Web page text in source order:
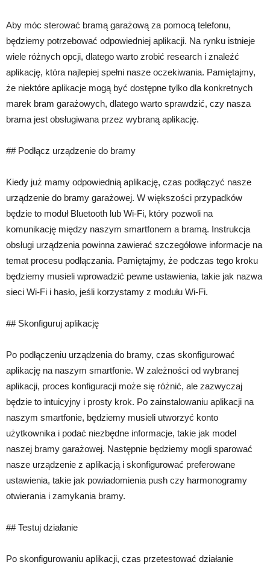
Aby móc sterować bramą garażową za pomocą telefonu,
będziemy potrzebować odpowiedniej aplikacji. Na rynku istnieje
wiele różnych opcji, dlatego warto zrobić research i znaleźć
aplikację, która najlepiej spełni nasze oczekiwania. Pamiętajmy,
że niektóre aplikacje mogą być dostępne tylko dla konkretnych
marek bram garażowych, dlatego warto sprawdzić, czy nasza
brama jest obsługiwana przez wybraną aplikację.
## Podłącz urządzenie do bramy
Kiedy już mamy odpowiednią aplikację, czas podłączyć nasze
urządzenie do bramy garażowej. W większości przypadków
będzie to moduł Bluetooth lub Wi-Fi, który pozwoli na
komunikację między naszym smartfonem a bramą. Instrukcja
obsługi urządzenia powinna zawierać szczegółowe informacje na
temat procesu podłączania. Pamiętajmy, że podczas tego kroku
będziemy musieli wprowadzić pewne ustawienia, takie jak nazwa
sieci Wi-Fi i hasło, jeśli korzystamy z modułu Wi-Fi.
## Skonfiguruj aplikację
Po podłączeniu urządzenia do bramy, czas skonfigurować
aplikację na naszym smartfonie. W zależności od wybranej
aplikacji, proces konfiguracji może się różnić, ale zazwyczaj
będzie to intuicyjny i prosty krok. Po zainstalowaniu aplikacji na
naszym smartfonie, będziemy musieli utworzyć konto
użytkownika i podać niezbędne informacje, takie jak model
naszej bramy garażowej. Następnie będziemy mogli sparować
nasze urządzenie z aplikacją i skonfigurować preferowane
ustawienia, takie jak powiadomienia push czy harmonogramy
otwierania i zamykania bramy.
## Testuj działanie
Po skonfigurowaniu aplikacji, czas przetestować działanie